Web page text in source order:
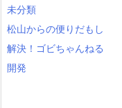
未分類
松山からの便りだもし
解決！ゴビちゃんねる
開発